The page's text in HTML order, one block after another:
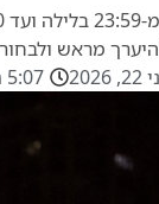
מראש
5:07 pm